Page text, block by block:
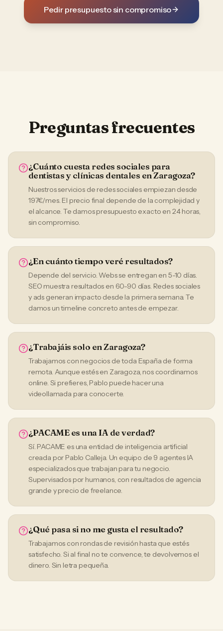
Pedir presupuesto sin compromiso
Preguntas frecuentes
¿Cuánto cuesta redes sociales para
dentistas y clínicas dentales en Zaragoza?
Nuestros servicios de redes sociales empiezan desde
197€/mes. El precio final depende de la complejidad y
el alcance. Te damos presupuesto exacto en 24 horas,
sin compromiso.
¿En cuánto tiempo veré resultados?
Depende del servicio. Webs se entregan en 5-10 días.
SEO muestra resultados en 60-90 días. Redes sociales
y ads generan impacto desde la primera semana. Te
damos un timeline concreto antes de empezar.
¿Trabajáis solo en Zaragoza?
Trabajamos con negocios de toda España de forma
remota. Aunque estés en Zaragoza, nos coordinamos
online. Si prefieres, Pablo puede hacer una
videollamada para conocerte.
¿PACAME es una IA de verdad?
Sí. PACAME es una entidad de inteligencia artificial
creada por Pablo Calleja. Un equipo de 9 agentes IA
especializados que trabajan para tu negocio.
Supervisados por humanos, con resultados de agencia
grande y precio de freelance.
¿Qué pasa si no me gusta el resultado?
Trabajamos con rondas de revisión hasta que estés
satisfecho. Si al final no te convence, te devolvemos el
dinero. Sin letra pequeña.